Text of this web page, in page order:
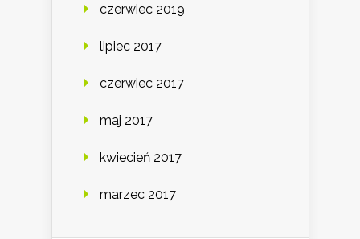
czerwiec 2019
lipiec 2017
czerwiec 2017
maj 2017
kwiecień 2017
marzec 2017